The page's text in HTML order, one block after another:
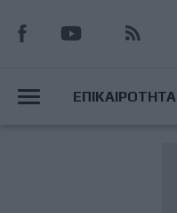
προς
κυρίως
MainΕΠΙΚΑΙΡΟΤΗΤΑ